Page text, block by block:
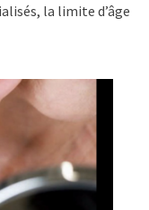
la limite d’âge